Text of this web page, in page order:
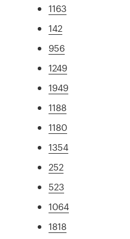
1163
142
956
1249
1949
1188
1180
1354
252
523
1064
1818